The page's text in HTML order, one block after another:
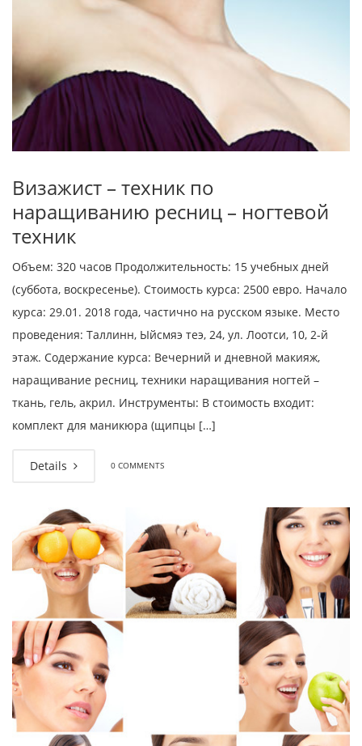
Визажист – техник по
наращиванию ресниц – ногтевой
техник
Объем: 320 часов Продолжительность: 15 учебных дней
(суббота, воскресенье). Стоимость курса: 2500 евро. Начало
курса: 29.01. 2018 года, частично на русском языке. Место
проведения: Таллинн, Ыйсмяэ теэ, 24, ул. Лоотси, 10, 2-й
этаж. Содержание курса: Вечерний и дневной макияж,
наращивание ресниц, техники наращивания ногтей –
ткань, гель, акрил. Инструменты: В стоимость входит:
комплект для маникюра (щипцы […]
Details 0 COMMENTS